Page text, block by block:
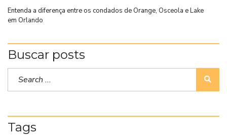
Entenda a diferença entre os condados de Orange, Osceola e Lake
em Orlando
Buscar posts
Tags